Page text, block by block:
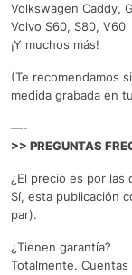
Volkswagen Caddy,
Volvo S60, S80, V60
¡Y muchos más!
(Te recomendamos
medida grabada en
—-
>> PREGUNTAS
¿El precio es por las
Sí, esta publicación
par).
¿Tienen garantía?
Totalmente.